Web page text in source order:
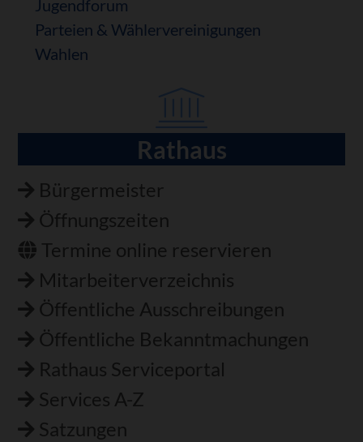
Jugendforum
Parteien & Wählervereinigungen
Wahlen
Rathaus
Bürgermeister
Öffnungszeiten
Termine online reservieren
Mitarbeiterverzeichnis
Öffentliche Ausschreibungen
Öffentliche Bekanntmachungen
Rathaus Serviceportal
Services A-Z
Satzungen